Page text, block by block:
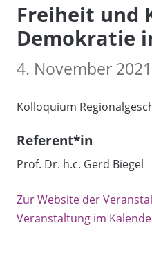
Freiheit und
Demokratie
4. November
Kolloquium
Referent*in
Prof. Dr. h.c. Gerd Biegel
Zur Website der
Veranstaltung im